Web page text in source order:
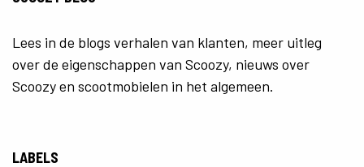
Lees in de blogs verhalen van klanten, meer uitleg
over de eigenschappen van Scoozy, nieuws over
Scoozy en scootmobielen in het algemeen.
LABELS